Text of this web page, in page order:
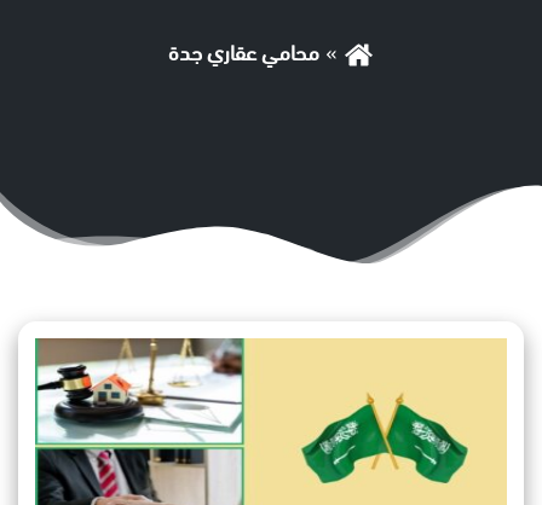
محامي عقاري جدة